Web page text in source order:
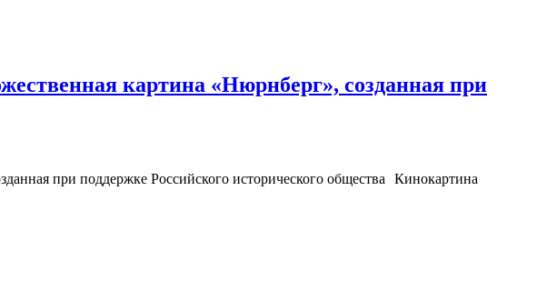
картина «Нюрнберг», созданная при
Кинокартина